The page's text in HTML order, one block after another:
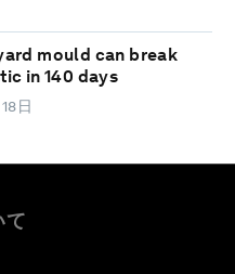
mould can break
in 140 days
日
て